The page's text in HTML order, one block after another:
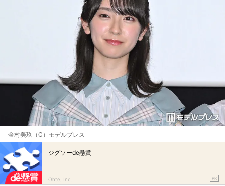
金村美玖（C）モデルプレス
ジグソーde懸賞
Ohte, Inc. PR